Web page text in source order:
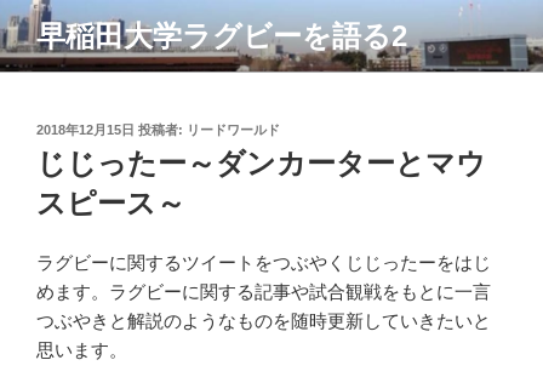
コ
ン
テ
早稲田大学ラグビーを語る2
投
稿
日:
2018年12月15日 投稿者: リードワールド
じじったー～ダンカーターとマウ
スピース～
ラグビーに関するツイートをつぶやくじじったーをはじ
めます。ラグビーに関する記事や試合観戦をもとに一言
つぶやきと解説のようなものを随時更新していきたいと
思います。